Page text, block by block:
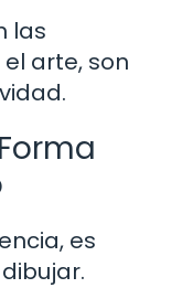
las
arte, son
es